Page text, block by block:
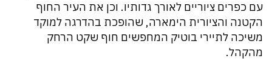
עם כפרים ציוריים לאורך גדותיו. וכן את העיר החוף
הקטנה והציורית הימארה, שהופכת בהדרגה למוקד
משיכה לתיירי בוטיק המחפשים חוף שקט הרחק
מהקהל.